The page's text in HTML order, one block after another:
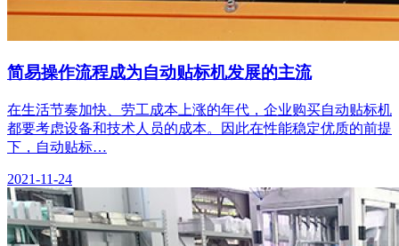
简易操作流程成为自动贴标机发展的主流
在生活节奏加快、劳工成本上涨的年代，企业购买自动贴标机
都要考虑设备和技术人员的成本。因此在性能稳定优质的前提
下，自动贴标…
2021-11-24